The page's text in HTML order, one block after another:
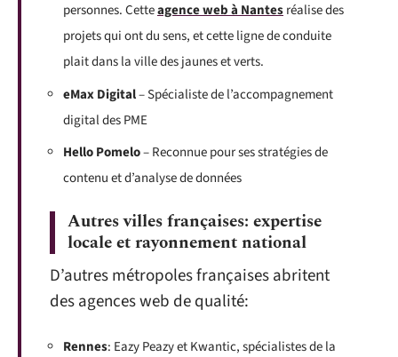
personnes. Cetteagence web à Nantesréalise des
projets qui ont du sens, et cette ligne de conduite
plait dans la ville des jaunes et verts.
eMax Digital– Spécialiste de l’accompagnement
digital des PME
Hello Pomelo– Reconnue pour ses stratégies de
contenu et d’analyse de données
Autres villes françaises: expertise
locale et rayonnement national
D’autres métropoles françaises abritent
des agences web de qualité:
Rennes: Eazy Peazy et Kwantic, spécialistes de la